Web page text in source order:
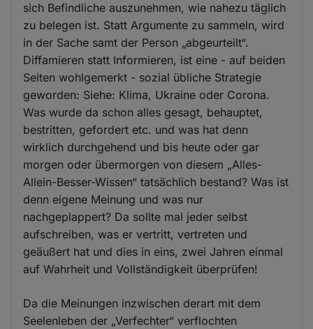
sich Befindliche auszunehmen, wie nahezu täglich
zu belegen ist. Statt Argumente zu sammeln, wird
in der Sache samt der Person „abgeurteilt“.
Diffamieren statt Informieren, ist eine - auf beiden
Seiten wohlgemerkt - sozial übliche Strategie
geworden: Siehe: Klima, Ukraine oder Corona.
Was wurde da schon alles gesagt, behauptet,
bestritten, gefordert etc. und was hat denn
wirklich durchgehend und bis heute oder gar
morgen oder übermorgen von diesem „Alles-
Allein-Besser-Wissen“ tatsächlich bestand? Was ist
denn eigene Meinung und was nur
nachgeplappert? Da sollte mal jeder selbst
aufschreiben, was er vertritt, vertreten und
geäußert hat und dies in eins, zwei Jahren einmal
auf Wahrheit und Vollständigkeit überprüfen!
Da die Meinungen inzwischen derart mit dem
Seelenleben der „Verfechter“ verflochten